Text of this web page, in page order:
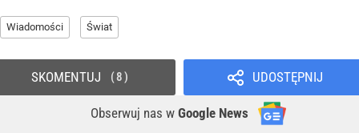
Wiadomości Świat
UDOSTĘPNIJ
Obserwuj nas w Google News
SKOMENTUJ 8